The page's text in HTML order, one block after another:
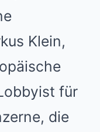
Klein,
für
die